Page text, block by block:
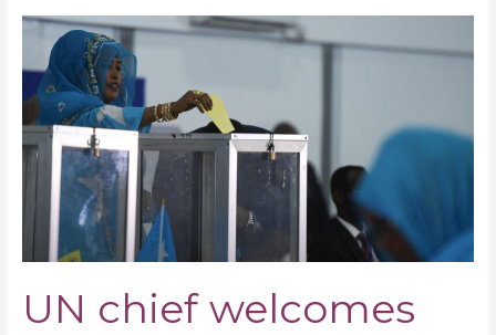
UN chief welcomes
UN
chief
welcomes
return
to
electoral
agreement
Somalia